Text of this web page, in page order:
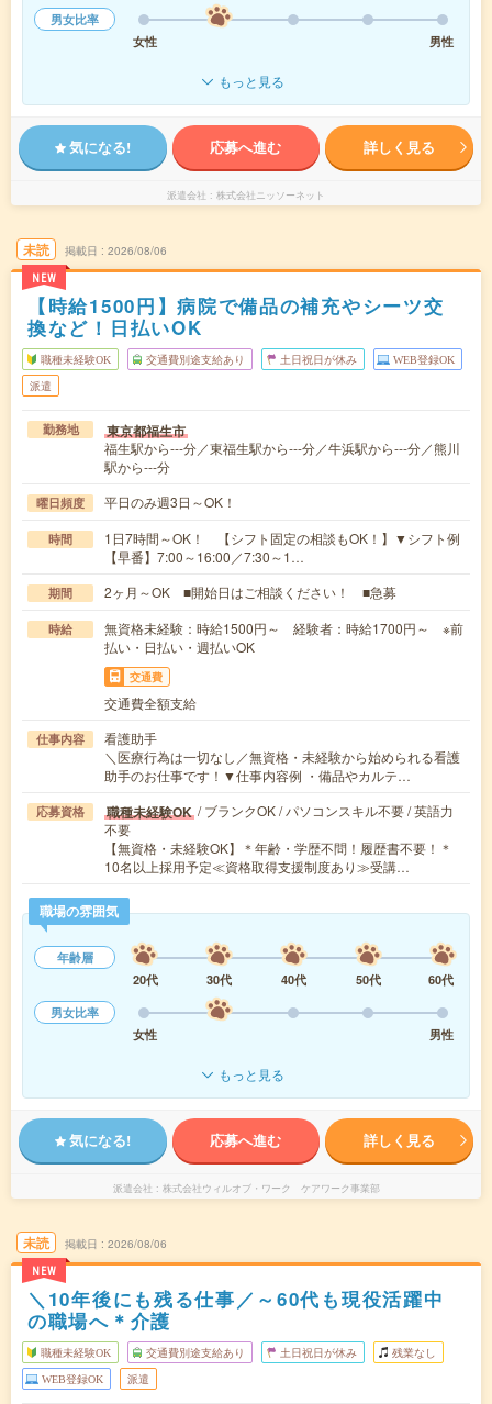
男女比率
女性
男性
もっと見る
気になる! 応募へ進む 詳しく見る
派遣会社 株式会社ニッソーネット
未読
NEW
掲載日 2026/08/06
【時給1500円】病院で備品の補充やシーツ交
換など！日払いOK
職種未経験OK 交通費別途支給あり 土日祝日が休み WEB登録OK
派遣
勤務地 東京都福生市
福生駅から---分／東福生駅から---分／牛浜駅から---分／熊川
駅から---分
曜日頻度 平日のみ週3日～OK！
時間
1日7時間～OK！ 【シフト固定の相談もOK！】▼シフト例
【早番】7:00～16:00／7:30～1…
期間 2ヶ月～OK ■開始日はご相談ください！ ■急募
時給
無資格未経験：時給1500円～ 経験者：時給1700円～ ※前
払い・日払い・週払いOK
交通費
交通費全額支給
仕事内容
看護助手
＼医療行為は一切なし／無資格・未経験から始められる看護
助手のお仕事です！▼仕事内容例 ・備品やカルテ…
応募資格 職種未経験OK / ブランクOK / パソコンスキル不要 / 英語力
不要
【無資格・未経験OK】＊年齢・学歴不問！履歴書不要！＊
10名以上採用予定≪資格取得支援制度あり≫受講…
職場の雰囲気
年齢層
20代
30代 40代 50代
60代
男女比率
女性
男性
もっと見る
気になる! 応募へ進む 詳しく見る
派遣会社 株式会社ウィルオブ・ワーク ケアワーク事業部
未読
NEW
掲載日 2026/08/06
＼10年後にも残る仕事／～60代も現役活躍中
の職場へ＊介護
職種未経験OK 交通費別途支給あり 土日祝日が休み 残業なし
WEB登録OK 派遣